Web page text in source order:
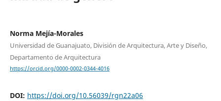
Norma Mejía-Morales
Universidad de Guanajuato, División de Arquitectura, Arte y Diseño,
Departamento de Arquitectura
https://orcid.org/0000-0002-0344-4016
DOI: https://doi.org/10.56039/rgn22a06